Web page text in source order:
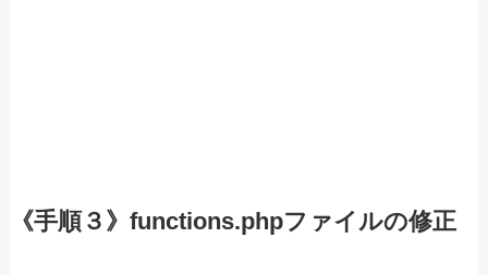
《手順３》functions.phpファイルの修正